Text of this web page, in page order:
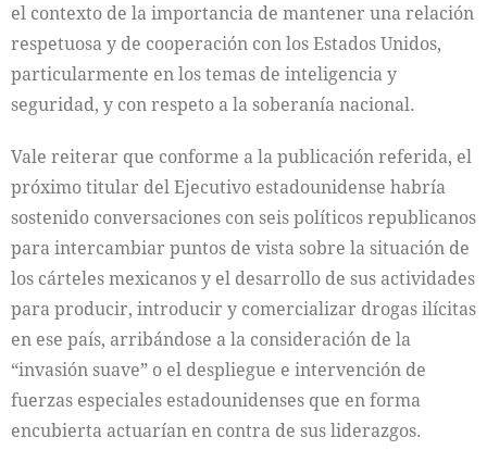
el contexto de la importancia de mantener una relación
respetuosa y de cooperación con los Estados Unidos,
particularmente en los temas de inteligencia y
seguridad, y con respeto a la soberanía nacional.
Vale reiterar que conforme a la publicación referida, el
próximo titular del Ejecutivo estadounidense habría
sostenido conversaciones con seis políticos republicanos
para intercambiar puntos de vista sobre la situación de
los cárteles mexicanos y el desarrollo de sus actividades
para producir, introducir y comercializar drogas ilícitas
en ese país, arribándose a la consideración de la
“invasión suave” o el despliegue e intervención de
fuerzas especiales estadounidenses que en forma
encubierta actuarían en contra de sus liderazgos.